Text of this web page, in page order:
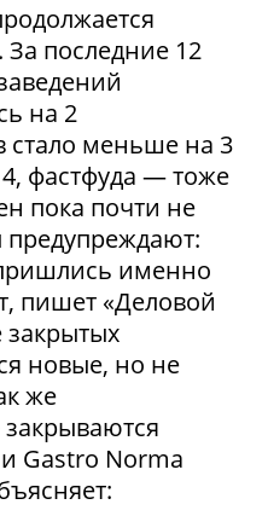
последние 12
на 2
стало меньше на 3
фастфуда — тоже
пока почти не
предупреждают:
именно
пишет «Деловой
закрытых
новые, но не
же
Gastro Norma